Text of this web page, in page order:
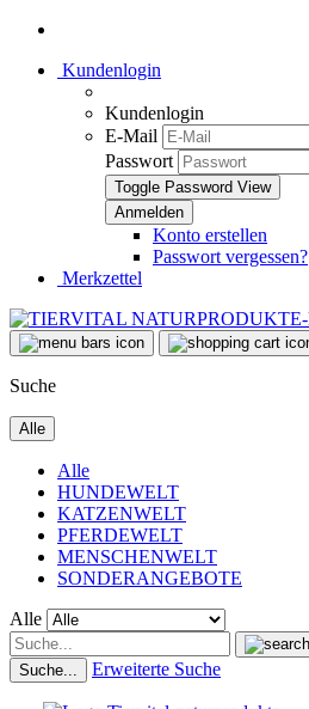
Kundenlogin
Kundenlogin
E-Mail
Passwort
Toggle Password View
Konto erstellen
Passwort vergessen?
Merkzettel
Suche
Alle
Alle
HUNDEWELT
KATZENWELT
PFERDEWELT
MENSCHENWELT
SONDERANGEBOTE
Alle
Suche... Erweiterte Suche